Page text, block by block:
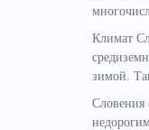
Климат
зимой.
Словения